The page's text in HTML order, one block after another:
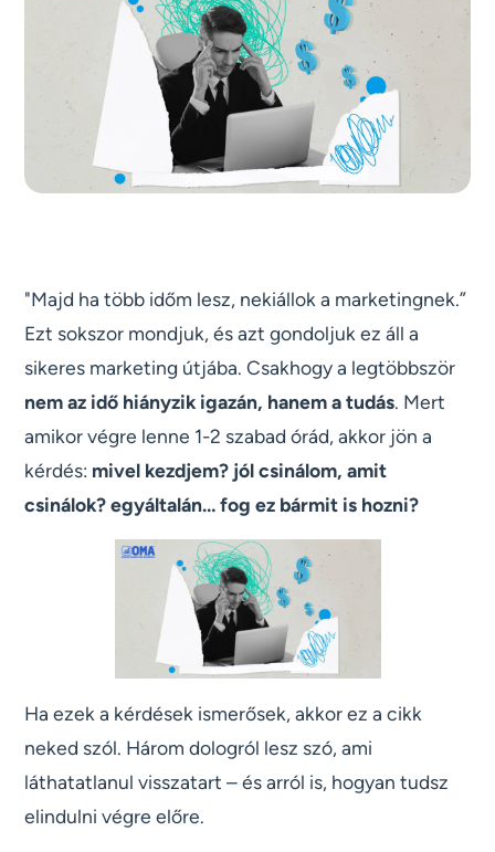
"Majd ha több időm lesz, nekiállok a marketingnek.”
Ezt sokszor mondjuk, és azt gondoljuk ez áll a
sikeres marketing útjába. Csakhogy a legtöbbször
nem az idő hiányzik igazán, hanem a tudás. Mert
amikor végre lenne 1-2 szabad órád, akkor jön a
kérdés: mivel kezdjem? jól csinálom, amit
csinálok? egyáltalán… fog ez bármit is hozni?
Ha ezek a kérdések ismerősek, akkor ez a cikk
neked szól. Három dologról lesz szó, ami
láthatatlanul visszatart – és arról is, hogyan tudsz
elindulni végre előre.